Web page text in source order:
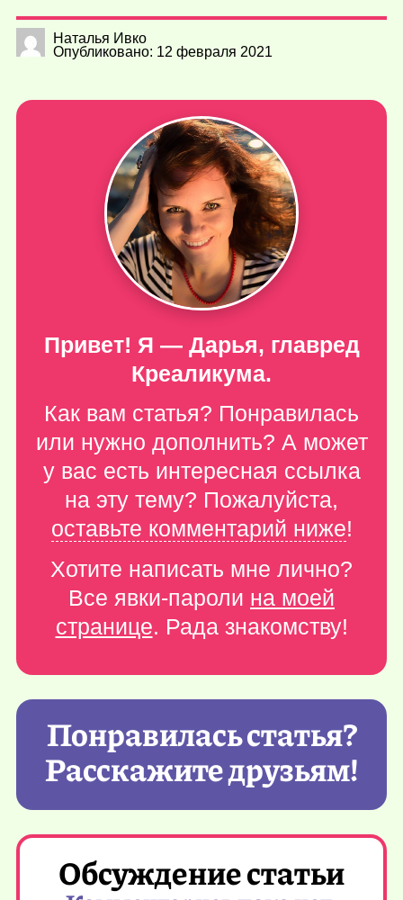
Наталья Ивко
Опубликовано: 12 февраля 2021
Привет! Я — Дарья, главред
Креаликума.
Как вам статья? Понравилась
или нужно дополнить? А может
у вас есть интересная ссылка
на эту тему? Пожалуйста,
оставьте комментарий ниже!
Хотите написать мне лично?
Все явки-пароли на моей
странице. Рада знакомству!
Понравилась статья?
Расскажите друзьям!
Обсуждение статьи